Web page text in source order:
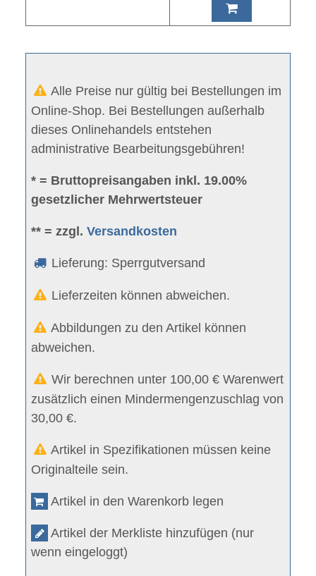
Alle Preise nur gültig bei Bestellungen im
Online-Shop. Bei Bestellungen außerhalb
dieses Onlinehandels entstehen
administrative Bearbeitungsgebühren!
* = Bruttopreisangaben inkl. 19.00%
gesetzlicher Mehrwertsteuer
** = zzgl.Versandkosten
Lieferung: Sperrgutversand
Lieferzeiten können abweichen.
Abbildungen zu den Artikel können
abweichen.
Wir berechnen unter 100,00 € Warenwert
zusätzlich einen Mindermengenzuschlag von
30,00 €.
Artikel in Spezifikationen müssen keine
Originalteile sein.
Artikel in den Warenkorb legen
Artikel der Merkliste hinzufügen (nur
wenn eingeloggt)